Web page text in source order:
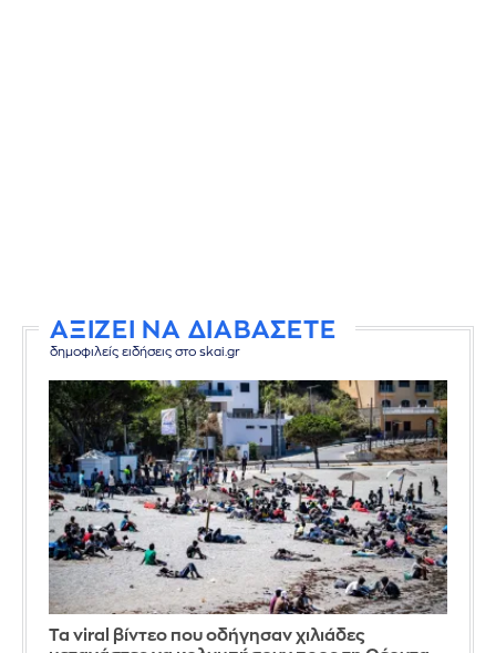
ΑΞΙΖΕΙ ΝΑ ΔΙΑΒΑΣΕΤΕ
δημοφιλείς ειδήσεις στο skai.gr
Τα viral βίντεο που οδήγησαν χιλιάδες